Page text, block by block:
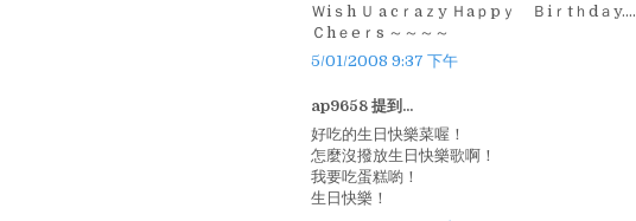
Ｗiｓh Ｕ a cｒaｚy Ｈaｐpｙ Ｂiｒtｈdａy....
Ｃhｅeｒs ～～～～
5/01/2008 9:37 下午
ap9658 提到...
好吃的生日快樂菜喔！
怎麼沒撥放生日快樂歌啊！
我要吃蛋糕喲！
生日快樂！